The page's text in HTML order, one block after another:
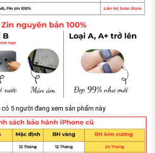
có 5 người đang xem sản phẩm này